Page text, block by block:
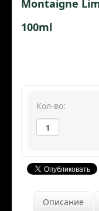
Montaigne
100ml
Кол-во:
Описание